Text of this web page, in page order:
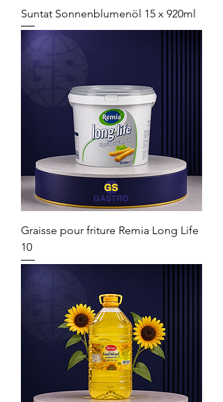
Suntat Sonnenblumenöl 15 x 920ml
Graisse pour friture Remia Long Life
10